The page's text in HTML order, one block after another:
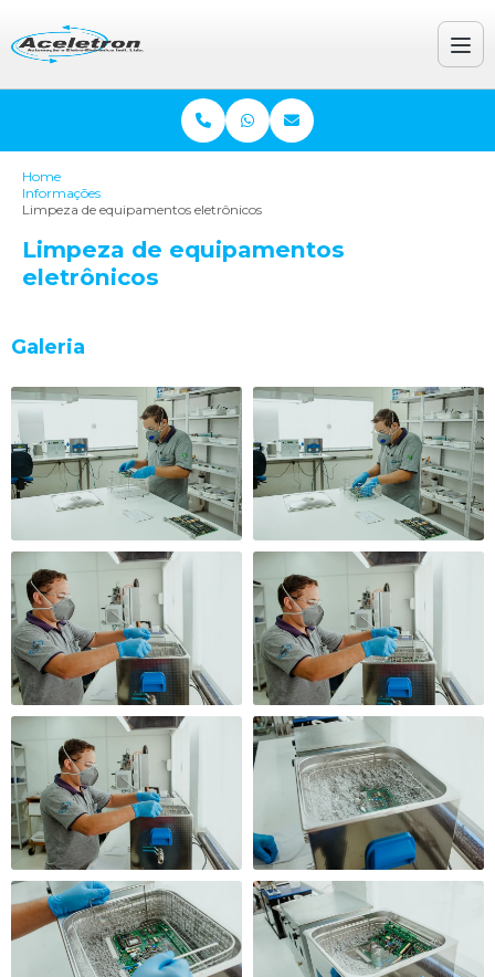
Home
Informações
Limpeza de equipamentos eletrônicos
Limpeza de equipamentos
eletrônicos
Galeria